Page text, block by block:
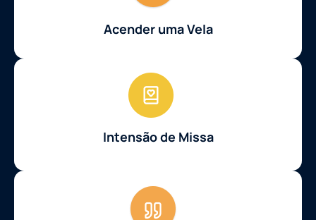
Acender uma Vela
Intensão de Missa